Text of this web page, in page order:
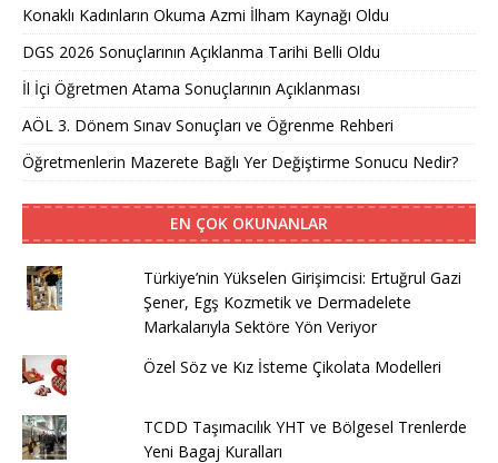
Konaklı Kadınların Okuma Azmi İlham Kaynağı Oldu
DGS 2026 Sonuçlarının Açıklanma Tarihi Belli Oldu
İl İçi Öğretmen Atama Sonuçlarının Açıklanması
AÖL 3. Dönem Sınav Sonuçları ve Öğrenme Rehberi
Öğretmenlerin Mazerete Bağlı Yer Değiştirme Sonucu Nedir?
EN ÇOK OKUNANLAR
Türkiye’nin Yükselen Girişimcisi: Ertuğrul Gazi
Şener, Egş Kozmetik ve Dermadelete
Markalarıyla Sektöre Yön Veriyor
Özel Söz ve Kız İsteme Çikolata Modelleri
TCDD Taşımacılık YHT ve Bölgesel Trenlerde
Yeni Bagaj Kuralları